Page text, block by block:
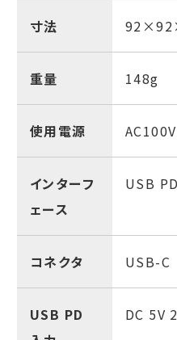
寸法
重量 148g
使用電源 AC100V
インターフ
ェース
USB
コネクタ USB-C
USB PD
DC 5V